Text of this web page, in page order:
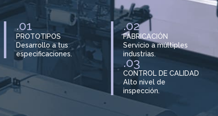
.01
PROTOTIPOS
Desarrollo a tus
especificaciones.
.02
FABRICACIÓN
Servicio a múltiples
industrias.
.03
CONTROL DE CALIDAD
Alto nivel de
inspección.